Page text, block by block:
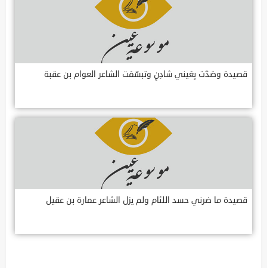
قصيدة وصَدَّت بِعَيني شادِنٍ وتبسّمَت الشاعر العوام بن عقبة
قصيدة ما ضرني حسد اللئام ولم يزل الشاعر عمارة بن عقيل